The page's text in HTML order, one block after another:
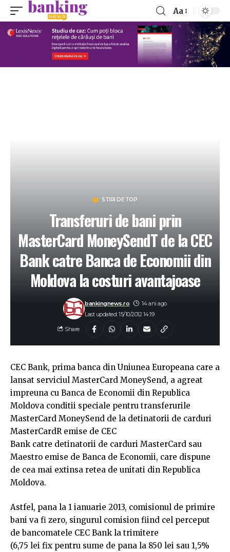
Aa
STIRI DE TOP
Transferuri de bani prin
MasterCard MoneySendT de la CEC
Bank catre Banca de Economii din
Moldova la costuri avantajoase
Last updated: 15/10/2012 14:19
bankingnews.ro 14 ani ago
Share
CEC Bank, prima banca din Uniunea Europeana care a
lansat serviciul MasterCard MoneySend, a agreat
impreuna cu Banca de Economii din Republica
Moldova conditii speciale pentru transferurile
MasterCard MoneySend de la detinatorii de carduri
MasterCardR emise de CEC
Bank catre detinatorii de carduri MasterCard sau
Maestro emise de Banca de Economii, care dispune
de cea mai extinsa retea de unitati din Republica
Moldova.
Astfel, pana la 1 ianuarie 2013, comisionul de primire
bani va fi zero, singurul comision fiind cel perceput
de bancomatele CEC Bank la trimitere
(6,75 lei fix pentru sume de pana la 850 lei sau 1,5%